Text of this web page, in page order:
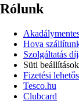
Rólunk
Hova
Szolgáltatás
Süti beállítások
Fizetési
Tesco.hu
Clubcard